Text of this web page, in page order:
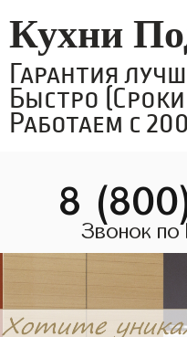
Кухни
Гарантия
Быстро
Работаем с
8
Звонок по